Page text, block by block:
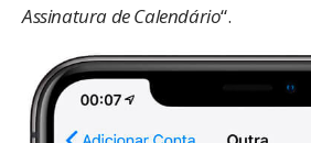
Assinatura de Calendário“.